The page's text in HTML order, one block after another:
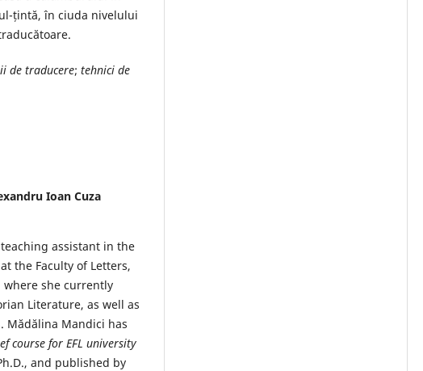
țintă, în ciuda nivelului
de traducere; tehnici de
Ioan Cuza
assistant in the
the Faculty of Letters,
where she currently
Literature, as well as
Mădălina Mandici has
course for EFL university
and published by